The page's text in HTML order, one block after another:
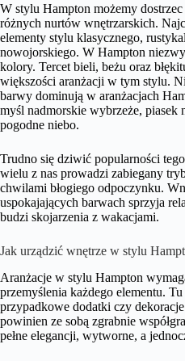
W stylu Hampton możemy
różnych nurtów wnętrzarskich.
elementy stylu klasycznego,
nowojorskiego. W Hampton
kolory. Tercet bieli, beżu oraz
większości aranżacji w tym stylu.
barwy dominują w aranżacjach
myśl nadmorskie wybrzeże, piasek
pogodne niebo.
Trudno się dziwić popularności
wielu z nas prowadzi zabiegany
chwilami błogiego odpoczynku.
uspokajających barwach sprzyja
budzi skojarzenia z wakacjami.
Jak urządzić wnętrze w stylu
Aranżacje w stylu Hampton
przemyślenia każdego elementu.
przypadkowe dodatki czy
powinien ze sobą zgrabnie
pełne elegancji, wytworne, a